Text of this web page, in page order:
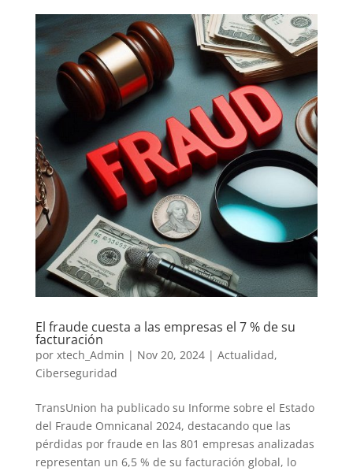
El fraude cuesta a las empresas el 7 % de su
facturación
por xtech_Admin | Nov 20, 2024| Actualidad,
Ciberseguridad
TransUnion ha publicado su Informe sobre el Estado
del Fraude Omnicanal 2024, destacando que las
pérdidas por fraude en las 801 empresas analizadas
representan un 6,5 % de su facturación global, lo